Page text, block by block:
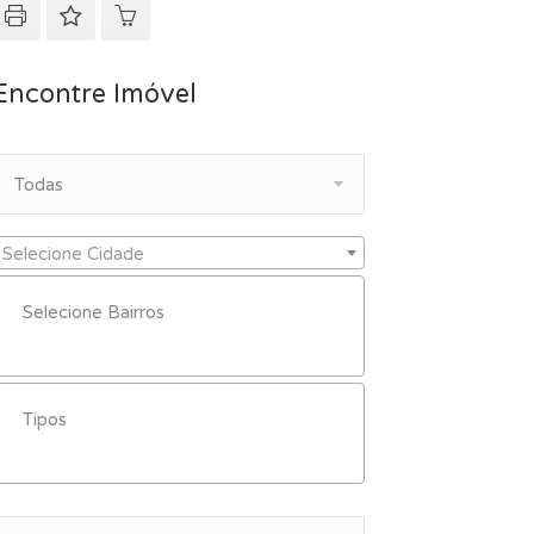
Imóvel
Todas
Selecione Cidade